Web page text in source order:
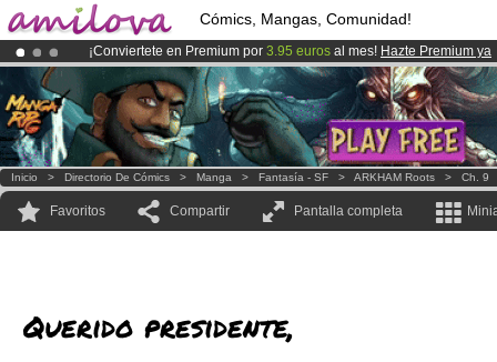
Cómics, Mangas, Comunidad!
¡Conviertete en Premium por 3.95 euros al mes! Hazte Premium ya
¡El Kickstarter Amilova está desormado lanzado!.
¡Ya tenemos 100000miembrosy 1000 Cómics y Mangas!.
Inicio > Directorio De Cómics > Manga > Fantasía - SF > ARKHAM Roots > Ch. 9
Favoritos Compartir Pantalla completa
Querido presidente,